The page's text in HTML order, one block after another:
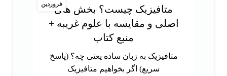
فروردینمتافیزیک چیست؟ بخش های
اصلی و مقایسه با علوم غریبه +
منبع کتاب
متافیزیک به زبان ساده یعنی چه؟ (پاسخ
سریع) اگر بخواهیم متافیزیک